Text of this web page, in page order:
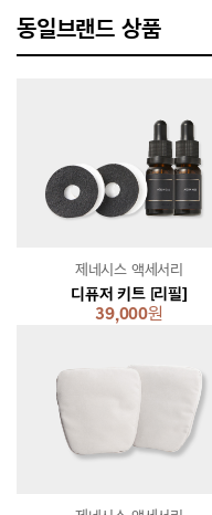
동일브랜드 상품
디퓨저 키트 [리필]
39,000원
제네시스 액세서리